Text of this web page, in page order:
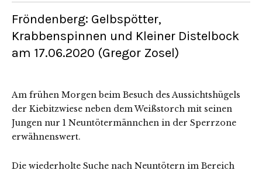
Fröndenberg: Gelbspötter,
Krabbenspinnen und Kleiner Distelbock
am 17.06.2020 (Gregor Zosel)
Am frühen Morgen beim Besuch des Aussichtshügels
der Kiebitzwiese neben dem Weißstorch mit seinen
Jungen nur 1 Neuntötermännchen in der Sperrzone
erwähnenswert.
Die wiederholte Suche nach Neuntötern im Bereich